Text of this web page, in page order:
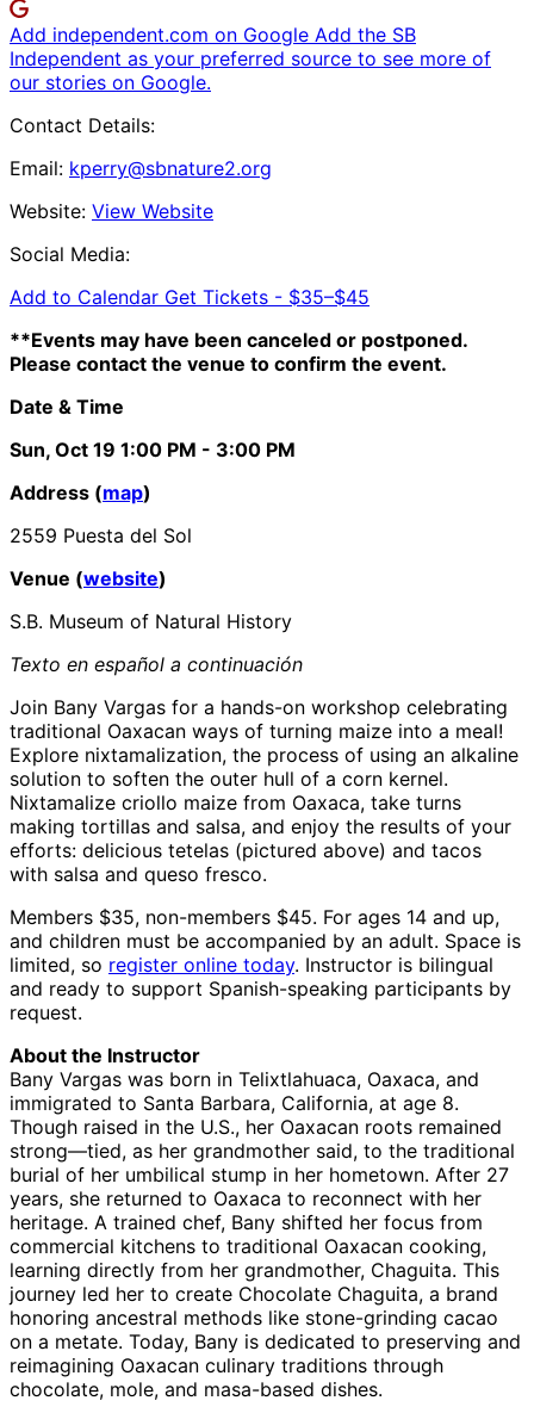
Add independent.com on Google Add the SB
Independent as your preferred source to see more of
our stories on Google.
Contact Details:
Email: kperry@sbnature2.org
Website: View Website
Social Media:
Add to Calendar Get Tickets - $35–$45
**Events may have been canceled or postponed.
Please contact the venue to confirm the event.
Date & Time
Sun, Oct 19 1:00 PM - 3:00 PM
Address (map)
2559 Puesta del Sol
Venue (website)
S.B. Museum of Natural History
Texto en español a continuación
Join Bany Vargas for a hands-on workshop celebrating
traditional Oaxacan ways of turning maize into a meal!
Explore nixtamalization, the process of using an alkaline
solution to soften the outer hull of a corn kernel.
Nixtamalize criollo maize from Oaxaca, take turns
making tortillas and salsa, and enjoy the results of your
efforts: delicious tetelas (pictured above) and tacos
with salsa and queso fresco.
Members $35, non-members $45. For ages 14 and up,
and children must be accompanied by an adult. Space is
limited, so register online today. Instructor is bilingual
and ready to support Spanish-speaking participants by
request.
About the Instructor
Bany Vargas was born in Telixtlahuaca, Oaxaca, and
immigrated to Santa Barbara, California, at age 8.
Though raised in the U.S., her Oaxacan roots remained
strong—tied, as her grandmother said, to the traditional
burial of her umbilical stump in her hometown. After 27
years, she returned to Oaxaca to reconnect with her
heritage. A trained chef, Bany shifted her focus from
commercial kitchens to traditional Oaxacan cooking,
learning directly from her grandmother, Chaguita. This
journey led her to create Chocolate Chaguita, a brand
honoring ancestral methods like stone-grinding cacao
on a metate. Today, Bany is dedicated to preserving and
reimagining Oaxacan culinary traditions through
chocolate, mole, and masa-based dishes.